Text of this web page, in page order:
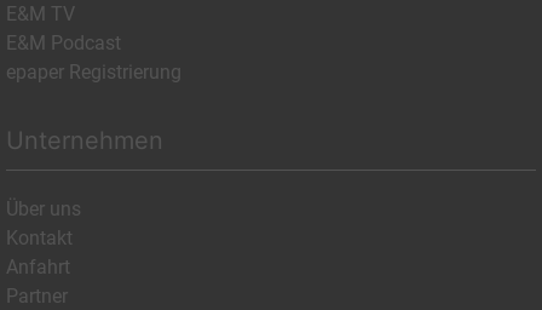
E&M TV
E&M Podcast
epaper Registrierung
Unternehmen
Über uns
Kontakt
Anfahrt
Partner